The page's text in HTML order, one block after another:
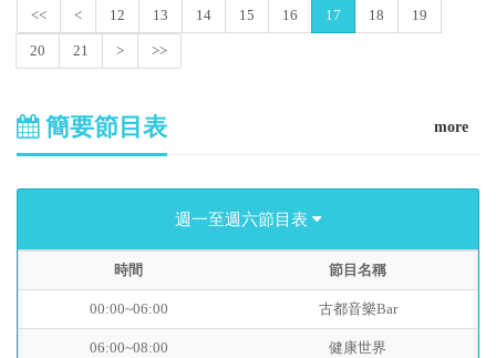
<< < 12 13 14 15 16 17 18 19
20 21 > >>
簡要節目表 more
週一至週六節目表
時間 節目名稱
00:00~06:00 古都音樂Bar
06:00~08:00 健康世界